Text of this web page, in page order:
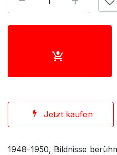
Jetzt kaufen
1948-1950, Bildnisse